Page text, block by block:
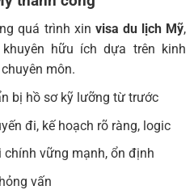
quá trình xin visa du lịch Mỹ,
hữu ích dựa trên kinh
môn.
bị hồ sơ kỹ lưỡng từ trước
đi, kế hoạch rõ ràng, logic
vững mạnh, ổn định
vấn